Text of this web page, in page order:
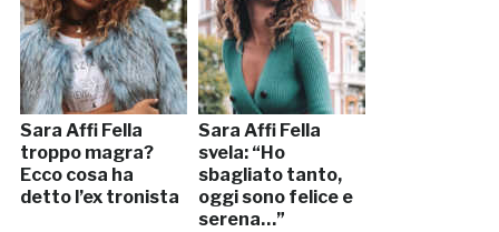
Sara Affi Fella
troppo magra?
Ecco cosa ha
detto l’ex tronista
Sara Affi Fella
svela: “Ho
sbagliato tanto,
oggi sono felice e
serena…”